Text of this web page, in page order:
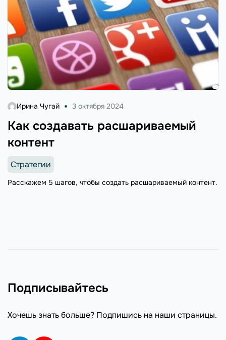
Как создавать расшариваемый
контент
Ирина Чугай 3 октября 2024
Стратегии
Расскажем 5 шагов, чтобы создать расшариваемый контент.
Подписывайтесь
Хочешь знать больше? Подпишись на наши страницы.